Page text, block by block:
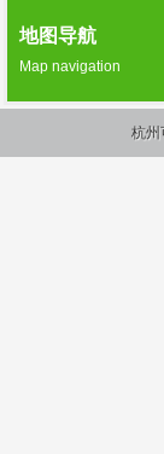
地图导航
Map navigation
杭州